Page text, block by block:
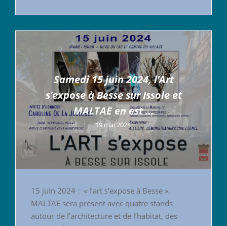
Samedi 15 juin 2024, l’Art
s’expose à Besse sur Issole et
MALTAE en est …
19 mai 2024
15 juin 2024 : « l’art s’expose à Besse »,
MALTAE sera présent avec quatre stands
autour de l’architecture et de l’habitat, des